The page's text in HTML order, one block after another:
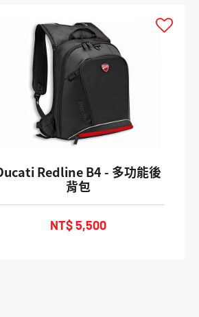
Redline B4 - 多功能後
背包
NT$ 5,500